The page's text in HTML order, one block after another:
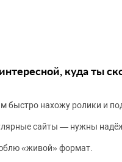
куда ты
быстро нахожу ролики и
сайты — нужны
«живой» формат.